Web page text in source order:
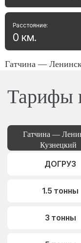
Расстояние:
0 км.
Гатчина —
Тарифы
Гатчина —
Кузнецкий
ДОГРУЗ
1.5 тонны
3 тонны